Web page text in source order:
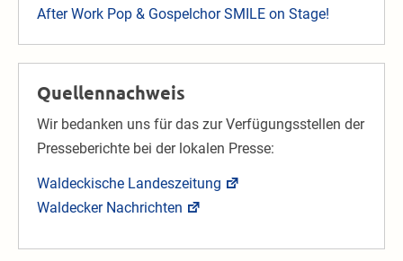
After Work Pop & Gospelchor SMILE on Stage!
Quellennachweis
Wir bedanken uns für das zur Verfügungsstellen der
Presseberichte bei der lokalen Presse:
Waldeckische Landeszeitung
Waldecker Nachrichten